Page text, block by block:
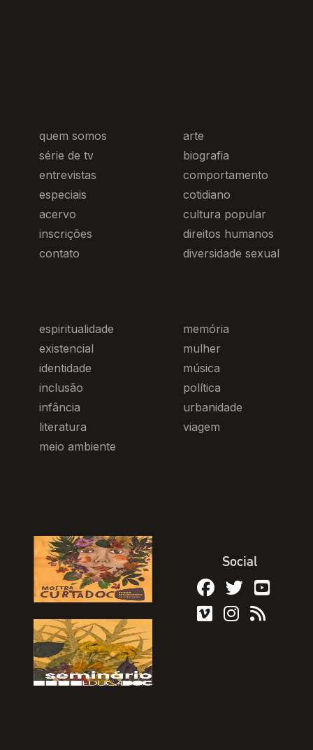
quem somos
série de tv
entrevistas
especiais
acervo
inscrições
contato
arte
biografia
comportamento
cotidiano
cultura popular
direitos humanos
diversidade sexual
espiritualidade
existencial
identidade
inclusão
infância
literatura
meio ambiente
memória
mulher
música
política
urbanidade
viagem
Social